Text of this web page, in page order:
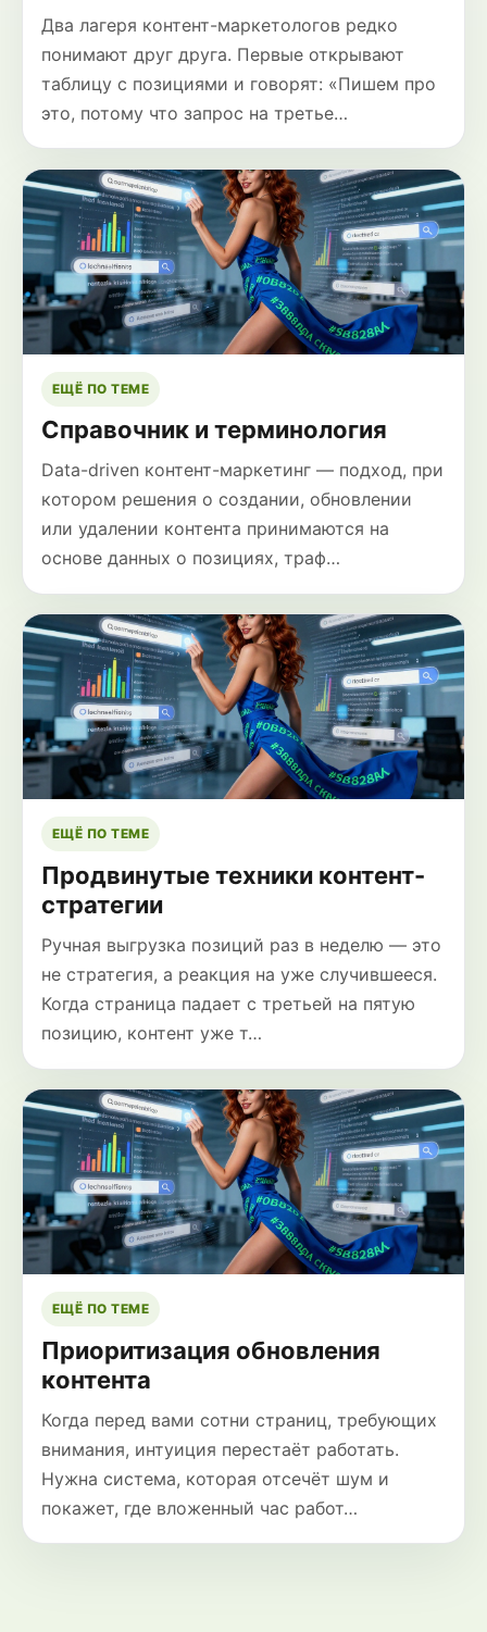
Два лагеря контент-маркетологов редко
понимают друг друга. Первые открывают
таблицу с позициями и говорят: «Пишем про
это, потому что запрос на третье…
ЕЩЁ ПО ТЕМЕ
Справочник и терминология
Data-driven контент-маркетинг — подход, при
котором решения о создании, обновлении
или удалении контента принимаются на
основе данных о позициях, траф…
ЕЩЁ ПО ТЕМЕ
Продвинутые техники контент-
стратегии
Ручная выгрузка позиций раз в неделю — это
не стратегия, а реакция на уже случившееся.
Когда страница падает с третьей на пятую
позицию, контент уже т…
ЕЩЁ ПО ТЕМЕ
Приоритизация обновления
контента
Когда перед вами сотни страниц, требующих
внимания, интуиция перестаёт работать.
Нужна система, которая отсечёт шум и
покажет, где вложенный час работ…